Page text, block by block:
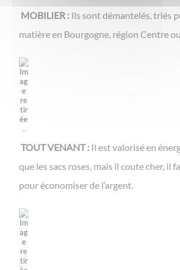
MOBILIER : Ils sont démantelés, triés
matière en Bourgogne, région Centre
TOUT VENANT : Il est valorisé en
que les sacs roses, mais il coute cher, il
pour économiser de l’argent.